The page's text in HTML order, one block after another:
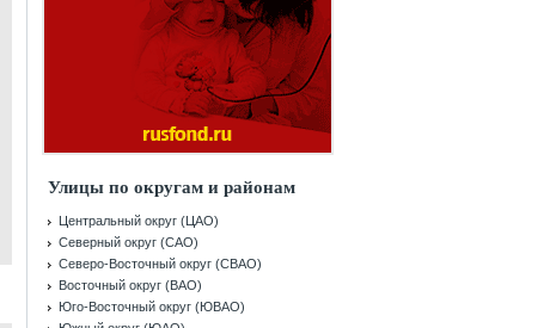
Улицы по округам и районам
Центральный округ (ЦАО)
Северный округ (САО)
Северо-Восточный округ (СВАО)
Восточный округ (ВАО)
Юго-Восточный округ (ЮВАО)